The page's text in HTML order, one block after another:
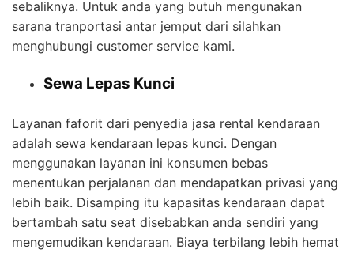
sebaliknya. Untuk anda yang butuh mengunakan
sarana tranportasi antar jemput dari silahkan
menghubungi customer service kami.
Sewa Lepas Kunci
Layanan faforit dari penyedia jasa rental kendaraan
adalah sewa kendaraan lepas kunci. Dengan
menggunakan layanan ini konsumen bebas
menentukan perjalanan dan mendapatkan privasi yang
lebih baik. Disamping itu kapasitas kendaraan dapat
bertambah satu seat disebabkan anda sendiri yang
mengemudikan kendaraan. Biaya terbilang lebih hemat